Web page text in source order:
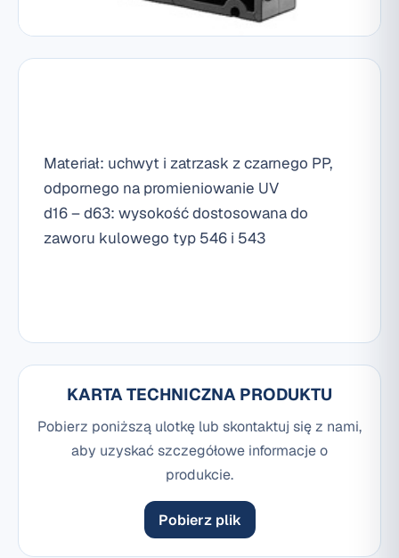
Materiał: uchwyt i zatrzask z czarnego PP,
odpornego na promieniowanie UV
d16 – d63: wysokość dostosowana do
zaworu kulowego typ 546 i 543
KARTA TECHNICZNA PRODUKTU
Pobierz poniższą ulotkę lub skontaktuj się z nami,
aby uzyskać szczegółowe informacje o
produkcie.
Pobierz plik